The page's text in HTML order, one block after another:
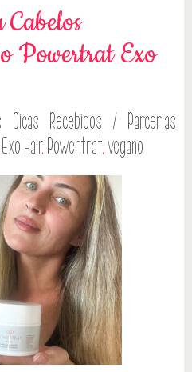
Powertrat Exo
Dicas Recebidos / Parcerias
Exo Hair,Powertrat,vegano